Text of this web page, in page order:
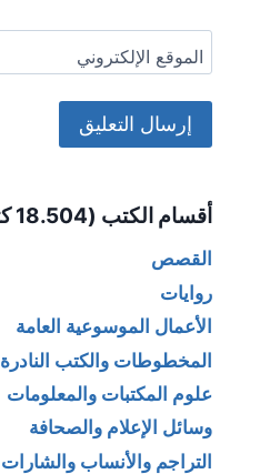
الموقع الإلكتروني
أقسام الكتب (18.504 كتاب)
القصص
روايات
الأعمال الموسوعية العامة
المخطوطات والكتب النادرة
علوم المكتبات والمعلومات
وسائل الإعلام والصحافة
التراجم والأنساب والشارات